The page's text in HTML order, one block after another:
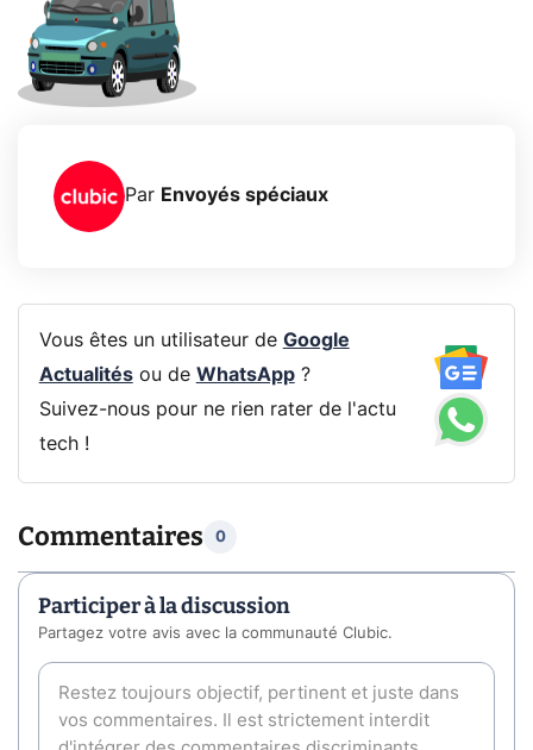
Par Envoyés spéciaux
Vous êtes un utilisateur de Google
Actualitésou de WhatsApp?
Suivez-nous pour ne rien rater de l'actu
tech !
Commentaires 0
Participer à la discussion
Partagez votre avis avec la communauté Clubic.